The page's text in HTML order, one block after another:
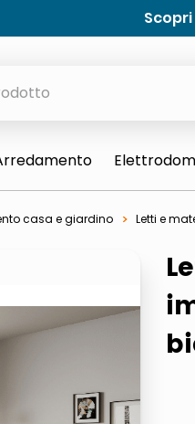
occhiali sole 0703
casa e giardino Letti e